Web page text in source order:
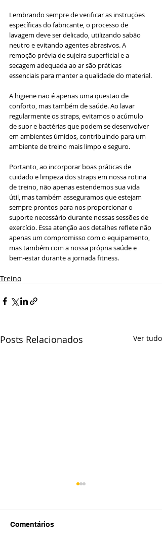
Lembrando sempre de verificar as instruções
específicas do fabricante, o processo de
lavagem deve ser delicado, utilizando sabão
neutro e evitando agentes abrasivos. A
remoção prévia de sujeira superficial e a
secagem adequada ao ar são práticas
essenciais para manter a qualidade do material.
A higiene não é apenas uma questão de
conforto, mas também de saúde. Ao lavar
regularmente os straps, evitamos o acúmulo
de suor e bactérias que podem se desenvolver
em ambientes úmidos, contribuindo para um
ambiente de treino mais limpo e seguro.
Portanto, ao incorporar boas práticas de
cuidado e limpeza dos straps em nossa rotina
de treino, não apenas estendemos sua vida
útil, mas também asseguramos que estejam
sempre prontos para nos proporcionar o
suporte necessário durante nossas sessões de
exercício. Essa atenção aos detalhes reflete não
apenas um compromisso com o equipamento,
mas também com a nossa própria saúde e
bem-estar durante a jornada fitness.
Treino
Posts Relacionados Ver tudo
Comentários